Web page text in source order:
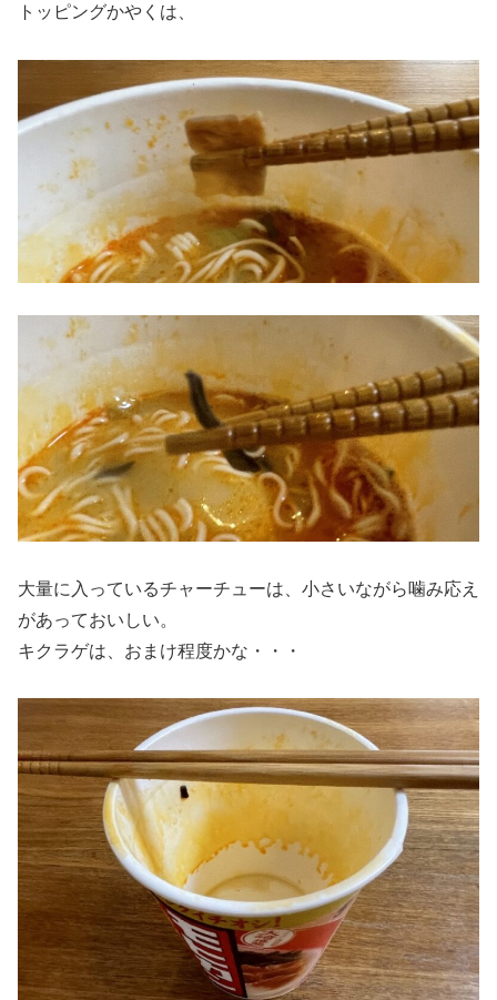
トッピングかやくは、
大量に入っているチャーチューは、小さいながら噛み応え
があっておいしい。
キクラゲは、おまけ程度かな・・・